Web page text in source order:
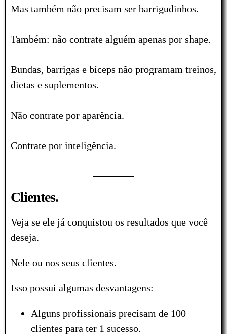
Mas também não precisam ser barrigudinhos.
Também: não contrate alguém apenas por shape.
Bundas, barrigas e bíceps não programam treinos,
dietas e suplementos.
Não contrate por aparência.
Contrate por inteligência.
Clientes.
Veja se ele já conquistou os resultados que você
deseja.
Nele ou nos seus clientes.
Isso possui algumas desvantagens:
Alguns profissionais precisam de 100
clientes para ter 1 sucesso.